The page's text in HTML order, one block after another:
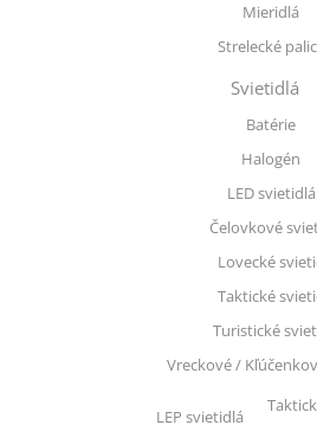
Mieridlá
Strelecké
Svietidlá
Batérie
Halogén
LED svietidlá
Čelovkové
Lovecké
Taktické
Turistické
Vreckové /
LEP svietidlá